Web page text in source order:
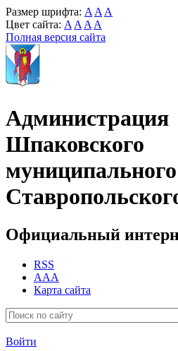
Размер шрифта: A A A
Цвет сайта: A A A A
Полная версия сайта
Администрация
Шпаковского
Официальный
RSS
AAA
Карта сайта
Войти